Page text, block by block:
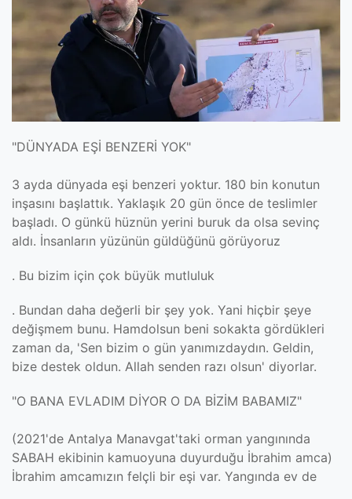
"DÜNYADA EŞİ BENZERİ YOK"
3 ayda dünyada eşi benzeri yoktur. 180 bin konutun
inşasını başlattık. Yaklaşık 20 gün önce de teslimler
başladı. O günkü hüznün yerini buruk da olsa sevinç
aldı. İnsanların yüzünün güldüğünü görüyoruz
. Bu bizim için çok büyük mutluluk
. Bundan daha değerli bir şey yok. Yani hiçbir şeye
değişmem bunu. Hamdolsun beni sokakta gördükleri
zaman da, 'Sen bizim o gün yanımızdaydın. Geldin,
bize destek oldun. Allah senden razı olsun' diyorlar.
"O BANA EVLADIM DİYOR O DA BİZİM BABAMIZ"
(2021'de Antalya Manavgat'taki orman yangınında
SABAH ekibinin kamuoyuna duyurduğu İbrahim amca)
İbrahim amcamızın felçli bir eşi var. Yangında ev de